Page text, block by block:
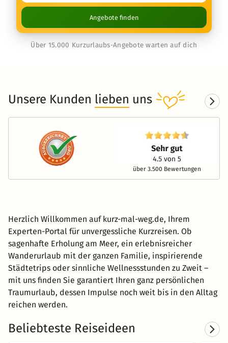
Angebote finden
Über 15.000 Kurzurlaubs-Angebote warten auf dich
Unsere Kunden lieben uns
über 3.500 Bewertungen
Herzlich Willkommen auf kurz-mal-weg.de, Ihrem
Experten-Portal für unvergessliche Kurzreisen. Ob
sagenhafte Erholung am Meer, ein erlebnisreicher
Wanderurlaub mit der ganzen Familie, inspirierende
Städtetrips oder sinnliche Wellnessstunden zu Zweit –
mit uns finden Sie garantiert Ihren ganz persönlichen
Traumurlaub, dessen Impulse noch weit bis in den Alltag
reichen werden.
Beliebteste Reiseideen